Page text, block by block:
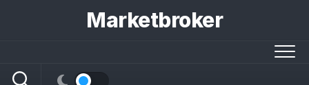
Marketbroker
marknadens spotpris